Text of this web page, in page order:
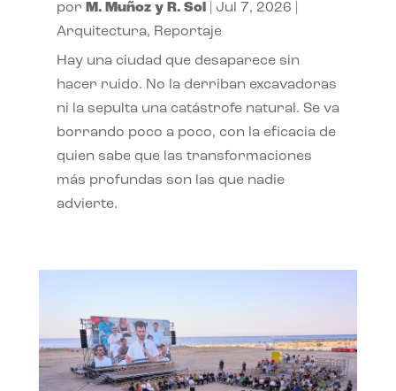
por M. Muñoz y R. Sol| Jul 7, 2026
Arquitectura, Reportaje
Hay una ciudad que desaparece sin
hacer ruido. No la derriban excavadoras
ni la sepulta una catástrofe natural. Se va
borrando poco a poco, con la eficacia de
quien sabe que las transformaciones
más profundas son las que nadie
advierte.